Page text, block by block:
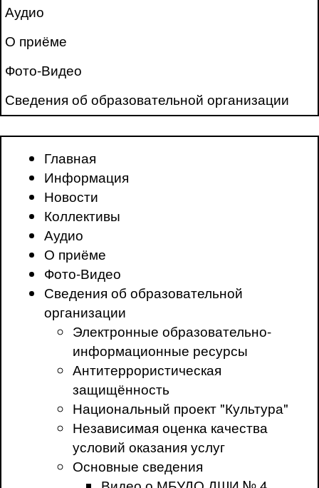
Аудио
О приёме
Фото-Видео
Сведения об образовательной организации
Главная
Информация
Новости
Коллективы
Аудио
О приёме
Фото-Видео
Сведения об образовательной
организации
Электронные образовательно-
информационные ресурсы
Антитеррористическая
защищённость
Национальный проект "Культура"
Независимая оценка качества
условий оказания услуг
Основные сведения